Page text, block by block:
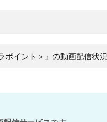
ポイント＞』の動画配信状況